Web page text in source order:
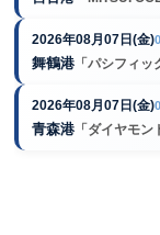
2026年08月07日(金)
舞鶴港 「パシフィッ
2026年08月07日(金)
青森港 「ダイヤモン